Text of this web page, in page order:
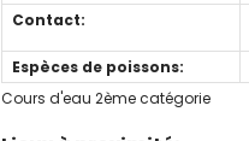
Contact:
Espèces de poissons:
Cours d'eau 2ème catégorie